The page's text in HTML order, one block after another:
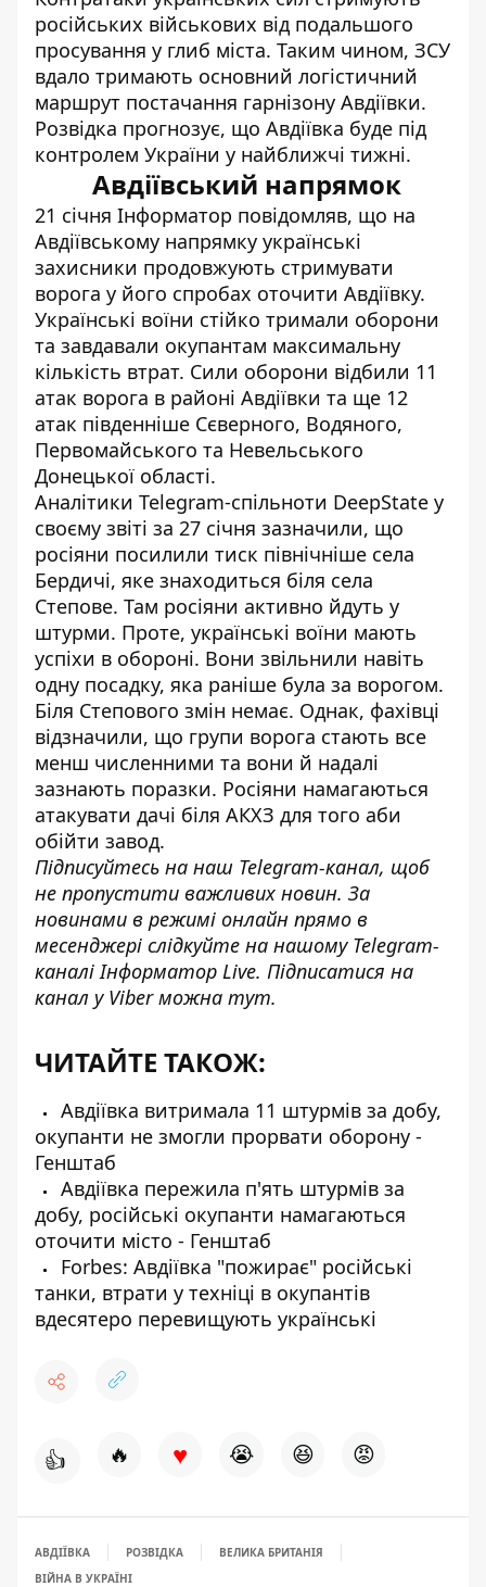
російських військових від подальшого
просування у глиб міста. Таким чином, ЗСУ
вдало тримають основний логістичний
маршрут постачання гарнізону Авдіївки.
Розвідка прогнозує, що Авдіївка буде під
контролем України у найближчі тижні.
Авдіївський напрямок
21 січня Інформатор повідомляв, що на
Авдіївському напрямку українські
захисники продовжують стримувати
ворога у його спробах оточити Авдіївку.
Українські воїни стійко тримали оборони
та завдавали окупантам максимальну
кількість втрат. Сили оборони відбили 11
атак ворога в районі Авдіївки та ще 12
атак південніше Сєверного, Водяного,
Первомайського та Невельського
Донецької області.
Аналітики Telegram-спільноти DeepState у
своєму звіті за 27 січня зазначили, що
росіяни посилили тиск північніше села
Бердичі, яке знаходиться біля села
Степове. Там росіяни активно йдуть у
штурми. Проте, українські воїни мають
успіхи в обороні. Вони звільнили навіть
одну посадку, яка раніше була за ворогом.
Біля Степового змін немає. Однак, фахівці
відзначили, що групи ворога стають все
менш численними та вони й надалі
зазнають поразки. Росіяни намагаються
атакувати дачі біля АКХЗ для того аби
обійти завод.
Підписуйтесь на наш Telegram-канал, щоб
не пропустити важливих новин. За
новинами в режимі онлайн прямо в
месенджері слідкуйте на нашому Telegram-
каналіІнформатор Live. Підписатися на
канал у Viber можна тут.
ЧИТАЙТЕ ТАКОЖ:
Авдіївка витримала 11 штурмів за добу,
окупанти не змогли прорвати оборону -
Генштаб
Авдіївка пережила п'ять штурмів за
добу, російські окупанти намагаються
оточити місто - Генштаб
Forbes: Авдіївка "пожирає" російські
танки, втрати у техніці в окупантів
вдесятеро перевищують українські
👍 🔥 ♥ 😭 😆 😡
АВДІЇВКА РОЗВІДКА
ВЕЛИКА БРИТАНІЯ
ВІЙНА В УКРАЇНІ